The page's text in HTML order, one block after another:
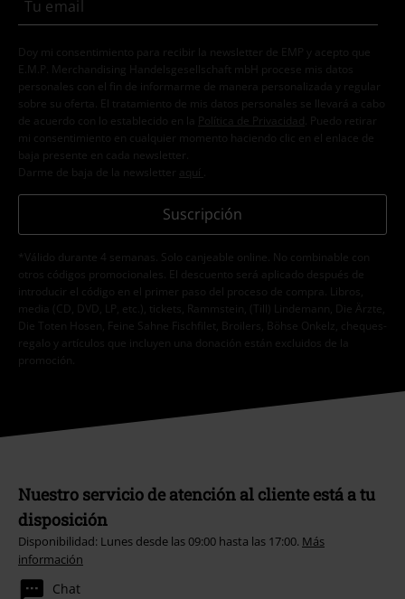
Doy mi consentimiento para recibir la newsletter de EMP y acepto que
E.M.P. Merchandising Handelsgesellschaft mbH procese mis datos
personales con el fin de informarme de manera personalizada y regular
sobre su oferta. El tratamiento de mis datos personales se llevará a cabo
de acuerdo con lo establecido en la
Política de Privacidad . Puedo retirar
mi consentimiento en cualquier momento haciendo clic en el enlace de
baja presente en cada newsletter.
Darme de baja de la newsletter
aquí
Suscripción
*Válido durante 4 semanas. Solo canjeable online. No combinable con
otros códigos promocionales. El descuento será aplicado después de
introducir el código en el primer paso del proceso de compra. Libros,
media (CD, DVD, LP, etc.), tickets, Rammstein, (Till) Lindemann, Die Ärzte,
Die Toten Hosen, Feine Sahne Fischfilet, Broilers, Böhse Onkelz, cheques-
regalo y artículos que incluyen una donación están excluidos de la
promoción.
Nuestro servicio de atención al cliente está a tu
disposición
Disponibilidad: Lunes desde las 09:00 hasta las 17:00. Más
información
Chat